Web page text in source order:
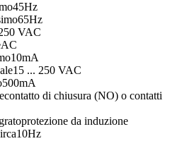
45Hz
65Hz
VAC
AC
10mA
15 ... 250 VAC
500mA
contatto di chiusura (NO) o contatti
protezione da induzione
10Hz